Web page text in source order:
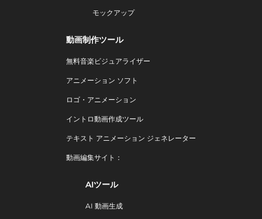
モックアップ
動画制作ツール
無料音楽ビジュアライザー
アニメーション ソフト
ロゴ・アニメーション
イントロ動画作成ツール
テキスト アニメーション ジェネレーター
動画編集サイト：
AIツール
AI 動画生成